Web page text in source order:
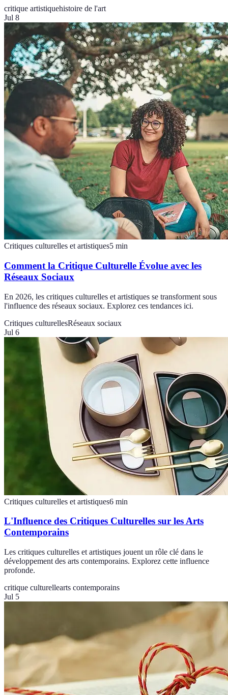
critique artistiquehistoire de l'art
Jul 8
Critiques culturelles et artistiques5 min
Comment la Critique Culturelle Évolue avec les
Réseaux Sociaux
En 2026, les critiques culturelles et artistiques se transforment sous
l'influence des réseaux sociaux. Explorez ces tendances ici.
Critiques culturellesRéseaux sociaux
Jul 6
Critiques culturelles et artistiques6 min
L'Influence des Critiques Culturelles sur les Arts
Contemporains
Les critiques culturelles et artistiques jouent un rôle clé dans le
développement des arts contemporains. Explorez cette influence
profonde.
critique culturellearts contemporains
Jul 5